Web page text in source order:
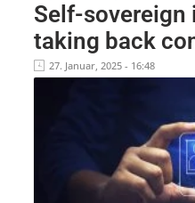
Self-sovereign
taking back
27. Januar, 2025 - 16:48